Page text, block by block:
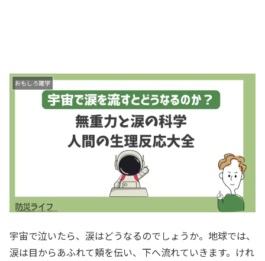
おもしろ雑学
宇宙で泣いたら、涙はどうなるのでしょうか。地球では、
涙は目からあふれて頬を伝い、下へ流れていきます。けれ